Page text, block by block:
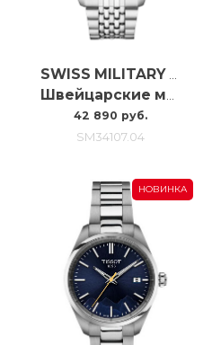
42 890 руб.
SM34107.04
НОВИНКА